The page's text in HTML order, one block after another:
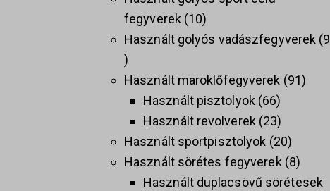
fegyverek 10
Használt golyós vadászfegyverek 9
Használt maroklőfegyverek 91
Használt pisztolyok 66
Használt revolverek 23
Használt sportpisztolyok 20
Használt sörétes fegyverek 8
Használt duplacsövű sörétesek